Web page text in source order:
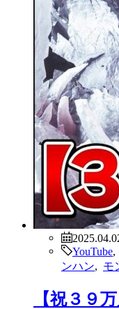
YouTube
ンハン
モ
【祝３９